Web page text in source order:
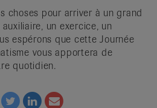
choses pour arriver à un grand
un exercice, un
espérons que cette Journée
vous apportera de
quotidien.
TwitterTwitterEmail